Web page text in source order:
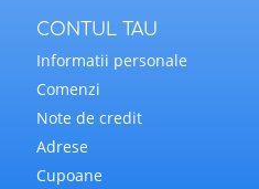
CONTUL TAU
Informatii personale
Comenzi
Note de credit
Adrese
Cupoane